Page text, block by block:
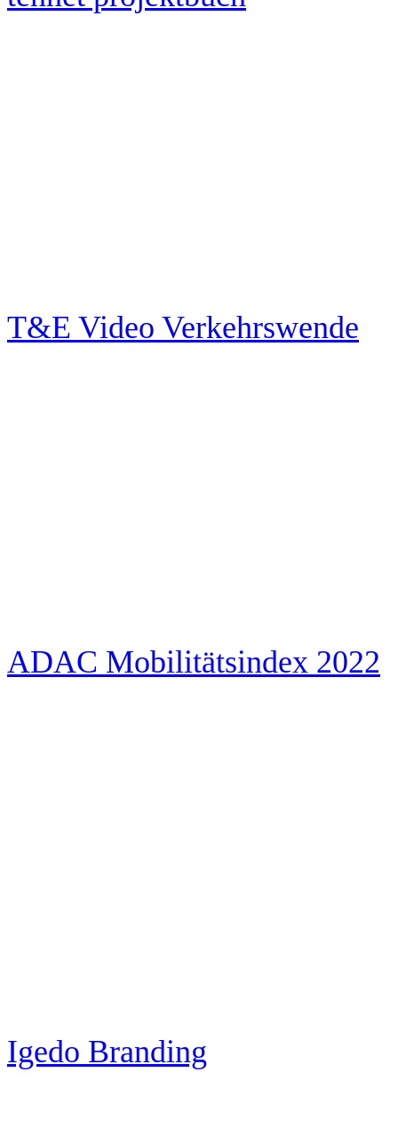
T&E Video Verkehrswende
ADAC Mobilitätsindex 2022
Igedo Branding